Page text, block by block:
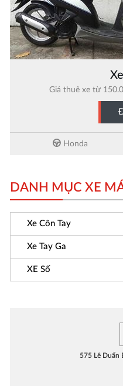
Giá thuê xe từ
Honda
DANH MỤC XE
Xe Côn Tay
Xe Tay Ga
XE Số
575 Lê Duẩn